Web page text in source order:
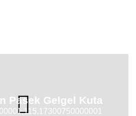
Pasek Gelgel Kuta